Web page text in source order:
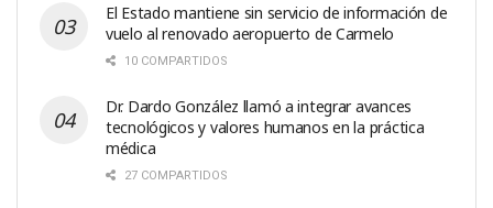
El Estado mantiene sin servicio de información de
vuelo al renovado aeropuerto de Carmelo
10 COMPARTIDOS
Dr. Dardo González llamó a integrar avances
tecnológicos y valores humanos en la práctica
médica
27 COMPARTIDOS